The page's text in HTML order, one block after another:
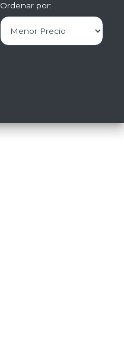
Ordenar por: